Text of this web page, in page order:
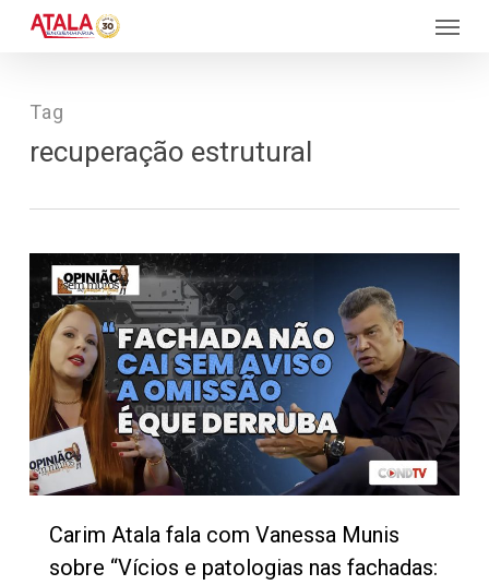
Menu
Tag
recuperação estrutural
Carim Atala fala com Vanessa Munis
sobre “Vícios e patologias nas fachadas: